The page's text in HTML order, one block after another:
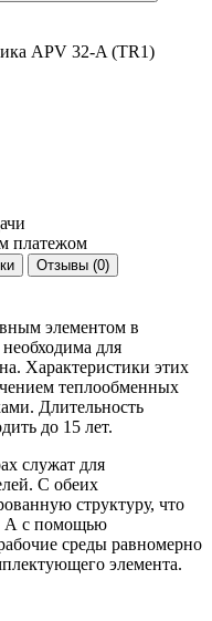
APV 32-A (TR1)
платежом
Отзывы (0)
элементом в
для
Характеристики этих
теплообменных
Длительность
до 15 лет.
служат для
С обеих
структуру, что
А с помощью
среды равномерно
элемента.